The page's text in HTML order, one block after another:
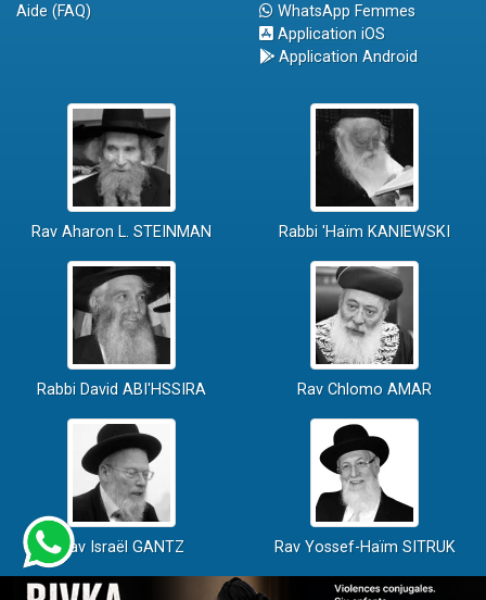
Aide (FAQ)
WhatsApp Femmes
Application iOS
Application Android
Rav Aharon L. STEINMAN Rabbi 'Haïm KANIEWSKI
Rabbi David ABI'HSSIRA Rav Chlomo AMAR
Rav Israël GANTZ Rav Yossef-Haïm SITRUK